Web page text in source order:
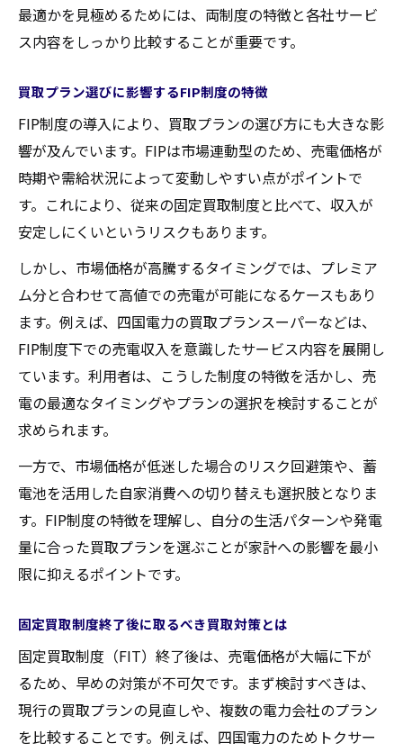
最適かを見極めるためには、両制度の特徴と各社サービ
ス内容をしっかり比較することが重要です。
買取プラン選びに影響するFIP制度の特徴
FIP制度の導入により、買取プランの選び方にも大きな影
響が及んでいます。FIPは市場連動型のため、売電価格が
時期や需給状況によって変動しやすい点がポイントで
す。これにより、従来の固定買取制度と比べて、収入が
安定しにくいというリスクもあります。
しかし、市場価格が高騰するタイミングでは、プレミア
ム分と合わせて高値での売電が可能になるケースもあり
ます。例えば、四国電力の買取プランスーパーなどは、
FIP制度下での売電収入を意識したサービス内容を展開し
ています。利用者は、こうした制度の特徴を活かし、売
電の最適なタイミングやプランの選択を検討することが
求められます。
一方で、市場価格が低迷した場合のリスク回避策や、蓄
電池を活用した自家消費への切り替えも選択肢となりま
す。FIP制度の特徴を理解し、自分の生活パターンや発電
量に合った買取プランを選ぶことが家計への影響を最小
限に抑えるポイントです。
固定買取制度終了後に取るべき買取対策とは
固定買取制度（FIT）終了後は、売電価格が大幅に下が
るため、早めの対策が不可欠です。まず検討すべきは、
現行の買取プランの見直しや、複数の電力会社のプラン
を比較することです。例えば、四国電力のためトクサー